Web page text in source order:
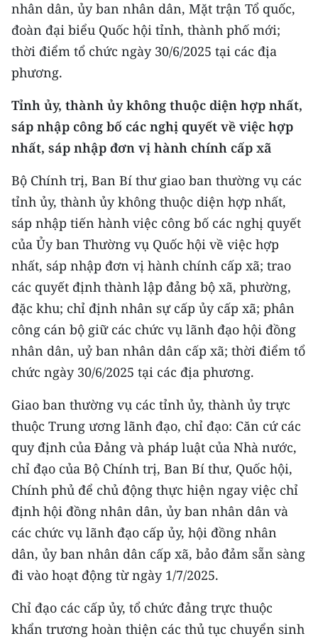
nhân dân, ủy ban nhân dân, Mặt trận Tổ quốc,
đoàn đại biểu Quốc hội tỉnh, thành phố mới;
thời điểm tổ chức ngày 30/6/2025 tại các địa
phương.
Tỉnh ủy, thành ủy không thuộc diện hợp nhất,
sáp nhập công bố các nghị quyết về việc hợp
nhất, sáp nhập đơn vị hành chính cấp xã
Bộ Chính trị, Ban Bí thư giao ban thường vụ các
tỉnh ủy, thành ủy không thuộc diện hợp nhất,
sáp nhập tiến hành việc công bố các nghị quyết
của Ủy ban Thường vụ Quốc hội về việc hợp
nhất, sáp nhập đơn vị hành chính cấp xã; trao
các quyết định thành lập đảng bộ xã, phường,
đặc khu; chỉ định nhân sự cấp ủy cấp xã; phân
công cán bộ giữ các chức vụ lãnh đạo hội đồng
nhân dân, uỷ ban nhân dân cấp xã; thời điểm tổ
chức ngày 30/6/2025 tại các địa phương.
Giao ban thường vụ các tỉnh ủy, thành ủy trực
thuộc Trung ương lãnh đạo, chỉ đạo: Căn cứ các
quy định của Đảng và pháp luật của Nhà nước,
chỉ đạo của Bộ Chính trị, Ban Bí thư, Quốc hội,
Chính phủ để chủ động thực hiện ngay việc chỉ
định hội đồng nhân dân, ủy ban nhân dân và
các chức vụ lãnh đạo cấp ủy, hội đồng nhân
dân, ủy ban nhân dân cấp xã, bảo đảm sẵn sàng
đi vào hoạt động từ ngày 1/7/2025.
Chỉ đạo các cấp ủy, tổ chức đảng trực thuộc
khẩn trương hoàn thiện các thủ tục chuyển sinh